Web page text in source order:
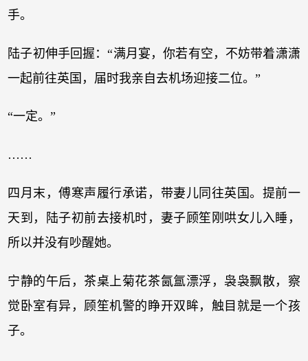
手。
陆子初伸手回握：“满月宴，你若有空，不妨带着潇潇
一起前往英国，届时我亲自去机场迎接二位。”
“一定。”
……
四月末，傅寒声履行承诺，带妻儿同往英国。提前一
天到，陆子初前去接机时，妻子顾笙刚哄女儿入睡，
所以并没有吵醒她。
宁静的午后，茶桌上菊花茶氤氲漂浮，袅袅飘散，察
觉卧室有异，顾笙机警的睁开双眸，触目就是一个孩
子。